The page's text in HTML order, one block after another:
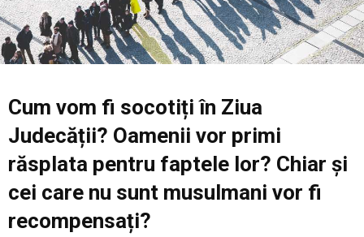
Cum vom fi socotiți în Ziua
Judecății? Oamenii vor primi
răsplata pentru faptele lor? Chiar și
cei care nu sunt musulmani vor fi
recompensați?